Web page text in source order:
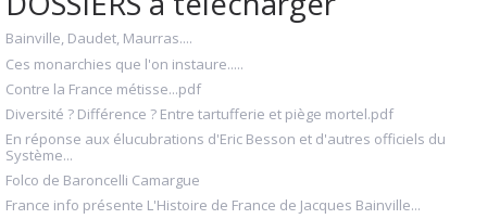
Bainville, Daudet, Maurras....
Ces monarchies que l'on instaure.....
Contre la France métisse...pdf
Diversité ? Différence ? Entre tartufferie et piège mortel.pdf
En réponse aux élucubrations d'Eric Besson et d'autres officiels du
Système...
Folco de Baroncelli Camargue
France info présente L'Histoire de France de Jacques Bainville...